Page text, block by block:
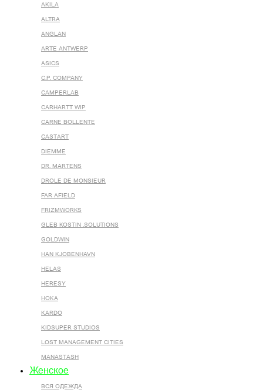
AKILA
ALTRA
ANGLAN
ARTE ANTWERP
ASICS
C.P. COMPANY
CAMPERLAB
CARHARTT WIP
CARNE BOLLENTE
CASTART
DIEMME
DR. MARTENS
DROLE DE MONSIEUR
FAR AFIELD
FRIZMWORKS
GLEB KOSTIN .SOLUTIONS
GOLDWIN
HAN KJOBENHAVN
HELAS
HERESY
HOKA
KARDO
KIDSUPER STUDIOS
LOST MANAGEMENT CITIES
MANASTASH
Женское
ВСЯ ОДЕЖДА